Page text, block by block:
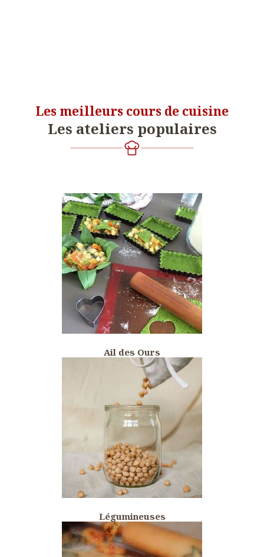
Les meilleurs cours de cuisine
Les ateliers populaires
Ail des Ours
Légumineuses